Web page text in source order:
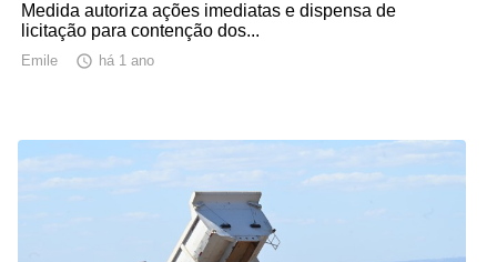
Medida autoriza ações imediatas e dispensa de
licitação para contenção dos...
Emile  há 1 ano